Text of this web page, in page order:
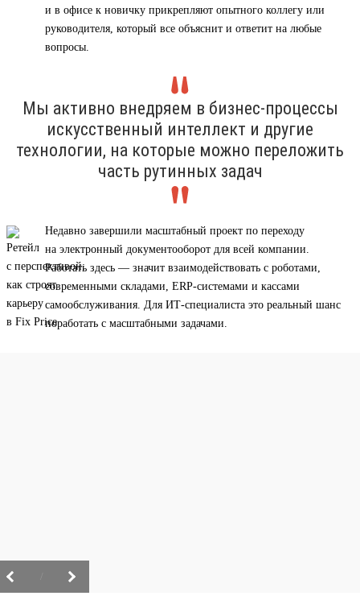
и в офисе к новичку прикрепляют опытного коллегу или
руководителя, который все объяснит и ответит на любые
вопросы.
Мы активно внедряем в бизнес-процессы
искусственный интеллект и другие
технологии, на которые можно переложить
часть рутинных задач
Недавно завершили масштабный проект по переходу
на электронный документооборот для всей компании.
Работать здесь — значит взаимодействовать с роботами,
современными складами, ERP-системами и кассами
самообслуживания. Для ИТ-специалиста это реальный шанс
поработать с масштабными задачами.